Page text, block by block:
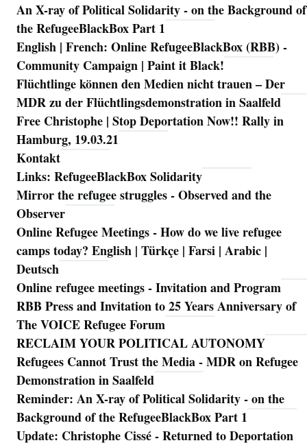
Navigation
An X-ray of Political Solidarity - on the Background of
the RefugeeBlackBox Part 1
English | French: Online RefugeeBlackBox (RBB) -
Community Campaign | Paint it Black!
Flüchtlinge können den Medien nicht trauen – Der
MDR zu der Flüchtlingsdemonstration in Saalfeld
Free Christophe | Stop Deportation Now!! Rally in
Hamburg, 19.03.21
Kontakt
Links: RefugeeBlackBox Solidarity
Mirror the refugee struggles - Observed and the
Observer
Online Refugee Meetings - How do we live refugee
camps today? English | Türkçe | Farsi | Arabic |
Deutsch
Online refugee meetings - Invitation and Program
RBB Press and Invitation to 25 Years Anniversary of
The VOICE Refugee Forum
RECLAIM YOUR POLITICAL AUTONOMY
Refugees Cannot Trust the Media - MDR on Refugee
Demonstration in Saalfeld
Reminder: An X-ray of Political Solidarity - on the
Background of the RefugeeBlackBox Part 1
Update: Christophe Cissé - Returned to Deportation